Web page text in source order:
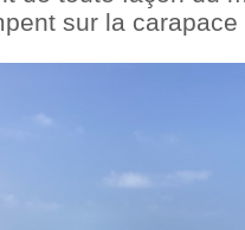
sur la